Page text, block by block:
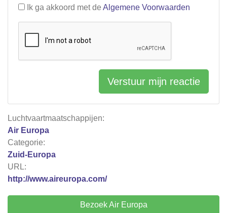
Luchtvaartmaatschappijen:
Air Europa
Categorie:
Zuid-Europa
URL:
http://www.aireuropa.com/
Bezoek Air Europa
Ik ga akkoord met de Algemene Voorwaarden
Verstuur mijn reactie